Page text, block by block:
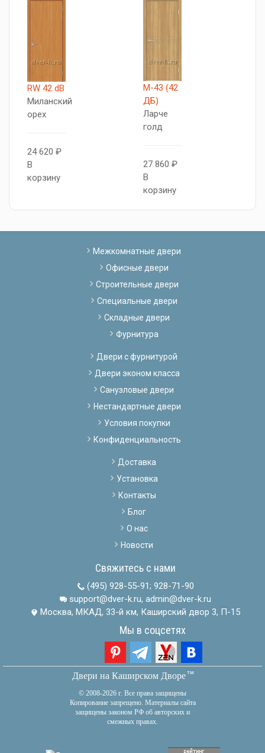
RW 42 dB
Миланский
орех
24 620 ₽
В
корзину
М-43 (42
ДБ)
Ларче
голд
27 860 ₽
В
корзину
Межкомнатные двери
Офисные двери
Строительные двери
Специальные двери
Складные двери
Фурнитура
Двери с фурнитурой
Двери эконом класса
Санузловые двери
Нестандартные двери
Условия покупки
Конфиденциальность
Доставка
Установка
Контакты
Блог
О нас
Новости
Свяжитесь с нами
(495) 928-55-91; 928-71-90
support@dver-k.ru, admin@dver-k.ru
Москва, МКАД, 33-й км, Каширский двор 3, П-15
Мы в соцсетях
Двери на Каширском Дворетм
© 2008-2026 г. Все права защищены
Копирование запрещено. Материалы сайта
защищены законом РФ об авторских и
смежных правах.